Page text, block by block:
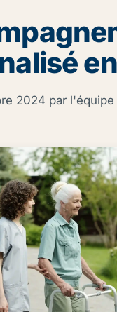
2024 par l'équipe